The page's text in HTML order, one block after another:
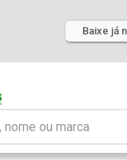
Baixe já